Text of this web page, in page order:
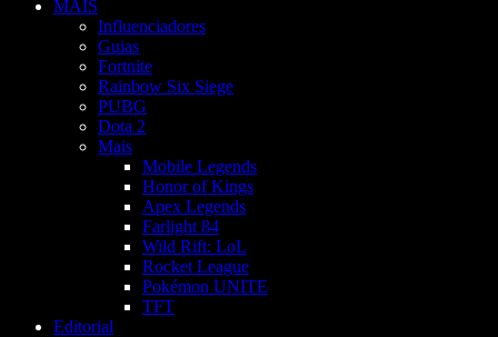
MAIS
Influenciadores
Guias
Fortnite
Rainbow Six Siege
PUBG
Dota 2
Mais
Mobile Legends
Honor of Kings
Apex Legends
Farlight 84
Wild Rift: LoL
Rocket League
Pokémon UNITE
TFT
Editorial